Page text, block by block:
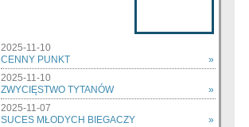
2025-11-10
CENNY PUNKT
»
2025-11-10
ZWYCIĘSTWO TYTANÓW
»
2025-11-07
SUCES MŁODYCH BIEGACZY
»